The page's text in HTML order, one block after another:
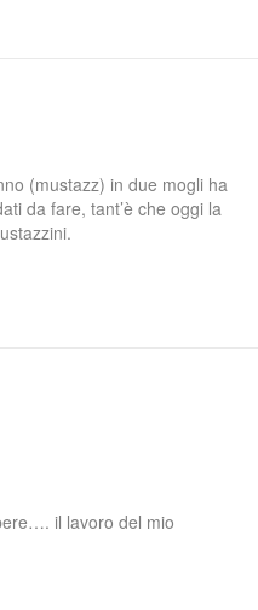
(mustazz) in due mogli ha
da fare, tant’è che oggi la
il lavoro del mio